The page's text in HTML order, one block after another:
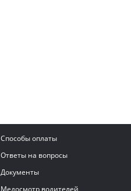
Способы оплаты
Ответы на вопросы
Документы
Медосмотр водителей